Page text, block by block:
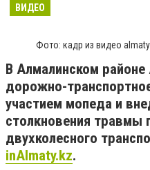
ВИДЕО
Фото: кадр из видео
В Алмалинском
дорожно-
участием мопеда и
столкновения травмы
двухколесного
inAlmaty.kz.